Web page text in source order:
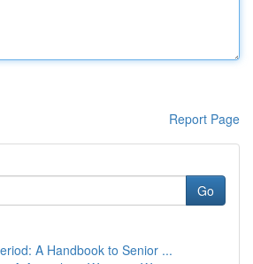
Report Page
Go
A Handbook to Senior ...